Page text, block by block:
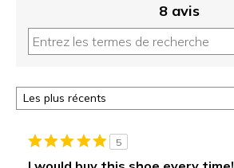
8 avis
5